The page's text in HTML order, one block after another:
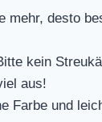
mehr, desto
kein
aus!
Farbe und